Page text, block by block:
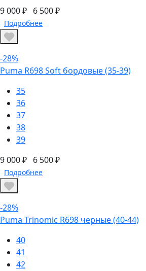
9 000 ₽ 6 500 ₽
Подробнее
-28%
Puma R698 Soft бордовые (35-39)
35
36
37
38
39
9 000 ₽ 6 500 ₽
Подробнее
-28%
Puma Trinomic R698 черные (40-44)
40
41
42